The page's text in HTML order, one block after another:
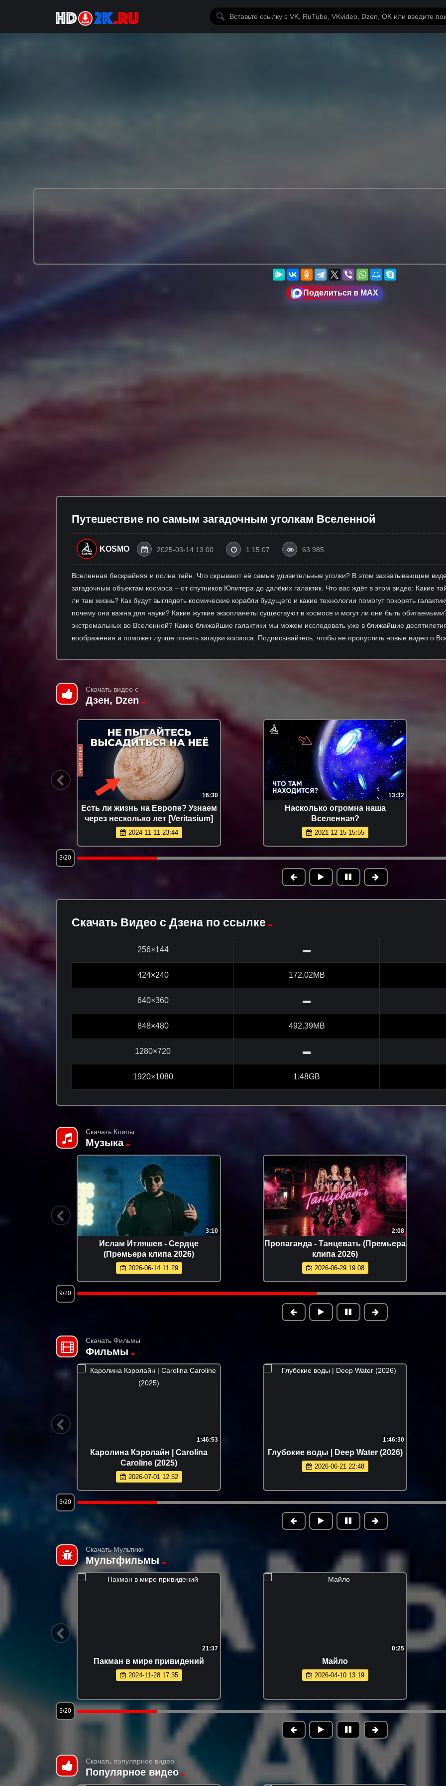
Поделиться в MAX
Путешествие по самым загадочным уголкам Вселенной
KOSMO 2025-03-14 13:00 1:15:07 63 985
Вселенная бескрайняя и полна тайн. Что скрывают её самые удивительные уголки? В этом захватывающем
загадочным объектам космоса – от спутников Юпитера до далёких галактик. Что вас ждёт в этом видео: Какие
ли там жизнь? Как будут выглядеть космические корабли будущего и какие технологии помогут покорять
почему она важна для науки? Какие жуткие экзопланеты существуют в космосе и могут ли они быть
экстремальных во Вселенной? Какие ближайшие галактики мы можем исследовать уже в ближайшие
воображения и поможет лучше понять загадки космоса. Подписывайтесь, чтобы не пропустить новые видео о
Скачать видео с
Дзен, Dzen
16:30
Есть ли жизнь на Европе? Узнаем
через несколько лет [Veritasium]
2024-11-11 23:44
13:32
Насколько огромна наша
Вселенная?
2021-12-15 15:55
3/20
Скачать Видео с Дзена по ссылке
256×144 ▬
424×240 172.02MB
640×360 ▬
848×480 492.39MB
1280×720 ▬
1920×1080 1.48GB
Скачать Клипы
Музыка
3:24
Ислам Итляшев - Мужское сердце
(Премьера клипа 2026)
2026-05-15 09:58
3:40
Сергей Одинцов - Моя недотрога
(Премьера клипа 2026)
2026-05-15 10:04
12/20
Скачать Фильмы
Фильмы
1:46:53
Каролина Кэролайн | Carolina
Caroline (2025)
2026-07-01 12:52
1:46:30
Глубокие воды | Deep Water (2026)
2026-06-21 22:48
3/20
Скачать Мультики
Мультфильмы
21:37
Пакман в мире привидений
2024-11-28 17:35
0:25
Майло
2026-04-10 13:19
3/20
Скачать популярное видео
Популярное видео